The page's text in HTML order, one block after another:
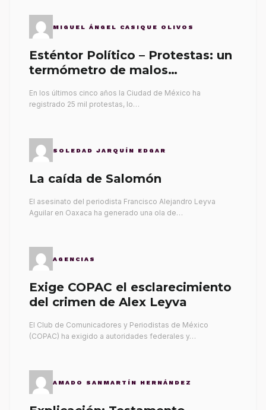
MIGUEL ÁNGEL CASIQUE OLIVOS
Esténtor Político – Protestas: un
termómetro de malos
En los últimos cinco años la Ciudad de México ha
registrado 25 mil protestas, lo…
SOLEDAD JARQUÍN EDGAR
La caída de Salomón
El asesinato del periodista Francisco Alejandro Leyva
Aguilar en Oaxaca ha generado una ola de…
AGENCIAS
Exige COPAC el esclarecimiento
del crimen de Alex Leyva
El Club de Comunicadores y Periodistas de México
(COPAC) ha exigido a autoridades federales y…
AMADO SANMARTÍN HERNÁNDEZ